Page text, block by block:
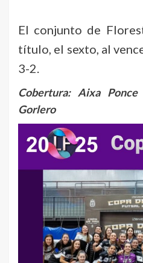
El conjunto de
título, el sexto, al
3-2.
Cobertura: Aixa
Gorlero